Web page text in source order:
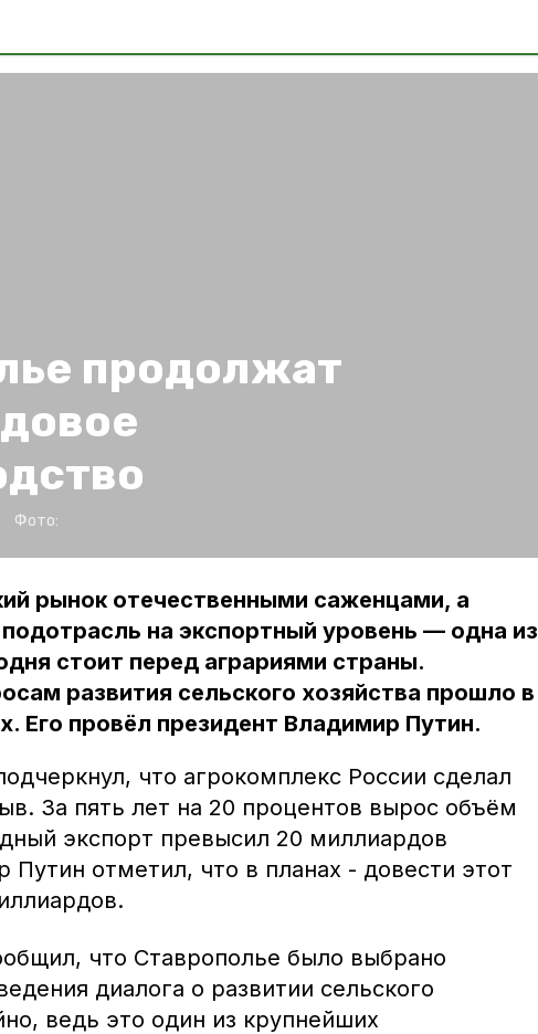
продолжат
Фото:
рынок отечественными саженцами, а
на экспортный уровень — одна из
стоит перед аграриями страны.
развития сельского хозяйства прошло в
Его провёл президент Владимир Путин.
что агрокомплекс России сделал
За пять лет на 20 процентов вырос объём
экспорт превысил 20 миллиардов
Путин отметил, что в планах - довести этот
что Ставрополье было выбрано
диалога о развитии сельского
ведь это один из крупнейших